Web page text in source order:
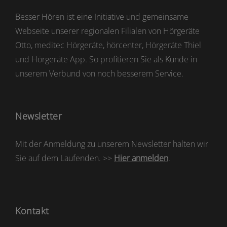
Besser Hören ist eine Initiative und gemeinsame
Webseite unserer regionalen Filialen von Hörgeräte
Otto, meditec Hörgeräte, hörcenter, Hörgeräte Thiel
und Hörgeräte App. So profitieren Sie als Kunde in
unserem Verbund von noch besserem Service.
Newsletter
Mit der Anmeldung zu unserem Newsletter halten wir
Sie auf dem Laufenden. >> Hier anmelden.
Kontakt